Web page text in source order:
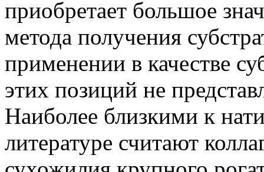
приобретает большое
метода получения
применении в качестве
этих позиций не
Наиболее близкими к
литературе считают